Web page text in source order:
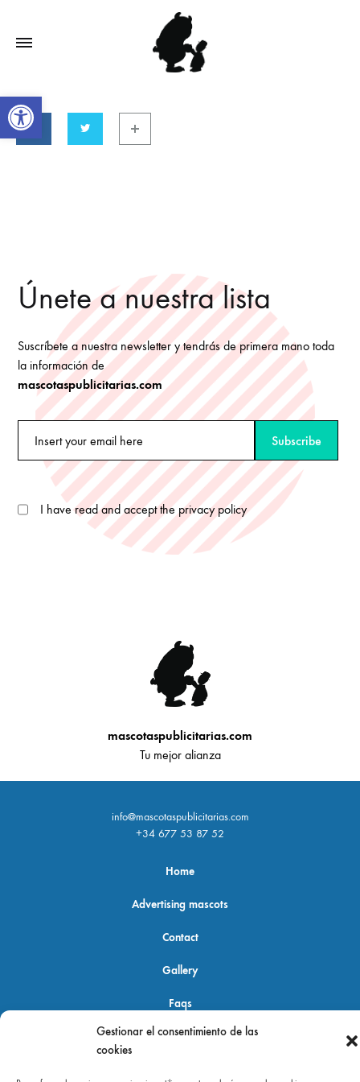
Open toolbar
Gestionar el consentimiento de las
cookies
Únete a nuestra lista
Suscríbete a nuestra newsletter y tendrás de primera mano toda
la información de
mascotaspublicitarias.com
I have read and accept the privacy policy
mascotaspublicitarias.com
Tu mejor alianza
info@mascotaspublicitarias.com
+34 677 53 87 52
Home
Advertising mascots
Contact
Gallery
Faqs